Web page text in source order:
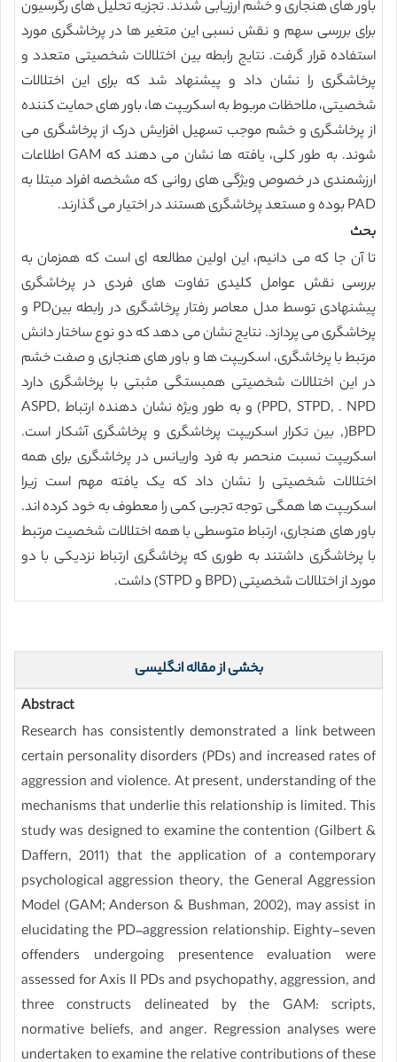
باور های هنجاری و خشم ارزیابی شدند. تجزیه تحلیل های رگرسیون
برای بررسی سهم و نقش نسبی این متغیر ها در پرخاشگری مورد
استفاده قرار گرفت. نتایج رابطه بین اختلالات شخصیتی متعدد و
پرخاشگری را نشان داد و پیشنهاد شد که برای این اختلالات
شخصیتی، ملاحظات مربوط به اسکریپت ها، باور های حمایت کننده
از پرخاشگری و خشم موجب تسهیل افزایش درک از پرخاشگری می
شوند. به طور کلی، یافته ها نشان می دهند که GAM اطلاعات
ارزشمندی در خصوص ویژگی های روانی که مشخصه افراد مبتلا به
PAD بوده و مستعد پرخاشگری هستند در اختیار می گذارند.
بحث
تا آن جا که می دانیم، این اولین مطالعه ای است که همزمان به
بررسی نقش عوامل کلیدی تفاوت های فردی در پرخاشگری
پیشنهادی توسط مدل معاصر رفتار پرخاشگری در رابطه بینPD و
پرخاشگری می پردازد. نتایج نشان می دهد که دو نوع ساختار دانش
مرتبط با پرخاشگری، اسکریپت ها و باور های هنجاری و صفت خشم
در این اختلالات شخصیتی همبستگی مثبتی با پرخاشگری دارد
PPD, STPD, . NPD) و به طور ویژه نشان دهنده ارتباط ASPD,
BPD(, بین تکرار اسکریپت پرخاشگری و پرخاشگری آشکار است.
اسکریپت نسبت منحصر به فرد واریانس در پرخاشگری برای همه
اختلالات شخصیتی را نشان داد که یک یافته مهم است زیرا
اسکریپت ها همگی توجه تجربی کمی را معطوف به خود کرده اند.
باور های هنجاری، ارتباط متوسطی با همه اختلالات شخصیت مرتبط
با پرخاشگری داشتند به طوری که پرخاشگری ارتباط نزدیکی با دو
مورد از اختلالات شخصیتی (BPD و STPD) داشت.
بخشی از مقاله انگلیسی
Abstract
Research has consistently demonstrated a link between
certain personality disorders (PDs) and increased rates of
aggression and violence. At present, understanding of the
mechanisms that underlie this relationship is limited. This
study was designed to examine the contention (Gilbert &
Daffern, 2011) that the application of a contemporary
psychological aggression theory, the General Aggression
Model (GAM; Anderson & Bushman, 2002), may assist in
elucidating the PD–aggression relationship. Eighty-seven
offenders undergoing presentence evaluation were
assessed for Axis II PDs and psychopathy, aggression, and
three constructs delineated by the GAM: scripts,
normative beliefs, and anger. Regression analyses were
undertaken to examine the relative contributions of these